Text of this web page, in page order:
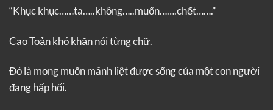
“Khục khục……ta…..không…..muốn…….chết…….”
Cao Toản khó khăn nói từng chữ.
Đó là mong muốn mãnh liệt được sống của một con người
đang hấp hối.